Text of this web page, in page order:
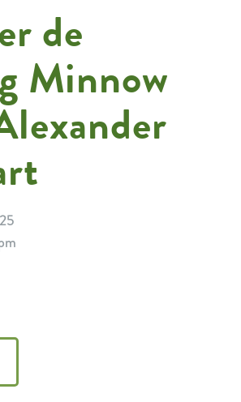
de
Minnow